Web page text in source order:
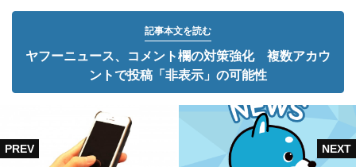
記事本文を読む
ヤフーニュース、コメント欄の対策強化 複数アカウ
ントで投稿「非表示」の可能性